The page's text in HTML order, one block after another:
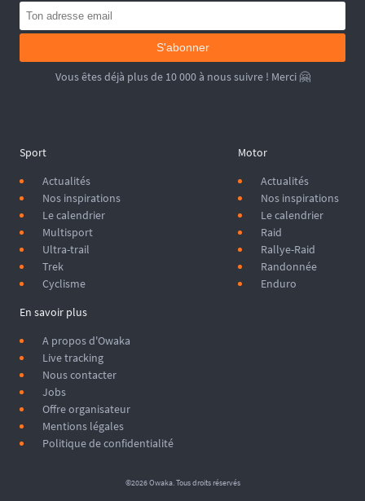
S'abonner
Vous êtes déjà plus de 10 000 à nous suivre ! Merci 🤗
Sport
Actualités
Nos inspirations
Le calendrier
Multisport
Ultra-trail
Trek
Cyclisme
Motor
Actualités
Nos inspirations
Le calendrier
Raid
Rallye-Raid
Randonnée
Enduro
En savoir plus
A propos d'Owaka
Live tracking
Nous contacter
Jobs
Offre organisateur
Mentions légales
Politique de confidentialité
©2026 Owaka. Tous droits réservés